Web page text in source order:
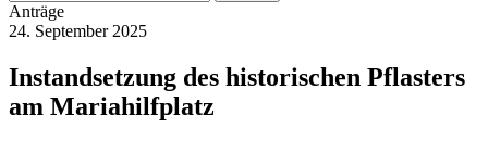
Anträge
24. September 2025
Instandsetzung des historischen Pflasters
am Mariahilfplatz